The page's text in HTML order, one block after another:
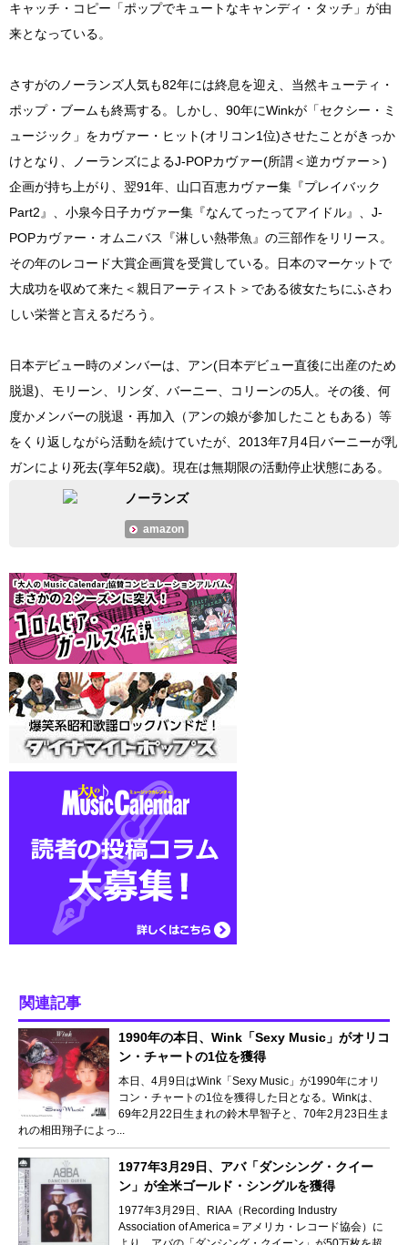
キャッチ・コピー「ポップでキュートなキャンディ・タッチ」が由
来となっている。
さすがのノーランズ人気も82年には終息を迎え、当然キューティ・
ポップ・ブームも終焉する。しかし、90年にWinkが「セクシー・ミ
ュージック」をカヴァー・ヒット(オリコン1位)させたことがきっか
けとなり、ノーランズによるJ-POPカヴァー(所謂＜逆カヴァー＞)
企画が持ち上がり、翌91年、山口百恵カヴァー集『プレイバック
Part2』、小泉今日子カヴァー集『なんてったってアイドル』、J-
POPカヴァー・オムニバス『淋しい熱帯魚』の三部作をリリース。
その年のレコード大賞企画賞を受賞している。日本のマーケットで
大成功を収めて来た＜親日アーティスト＞である彼女たちにふさわ
しい栄誉と言えるだろう。
日本デビュー時のメンバーは、アン(日本デビュー直後に出産のため
脱退)、モリーン、リンダ、バーニー、コリーンの5人。その後、何
度かメンバーの脱退・再加入（アンの娘が参加したこともある）等
をくり返しながら活動を続けていたが、2013年7月4日バーニーが乳
ガンにより死去(享年52歳)。現在は無期限の活動停止状態にある。
ノーランズ
amazon
関連記事
1990年の本日、Wink「Sexy Music」がオリコ
ン・チャートの1位を獲得
本日、4月9日はWink「Sexy Music」が1990年にオリ
コン・チャートの1位を獲得した日となる。Winkは、
69年2月22日生まれの鈴木早智子と、70年2月23日生ま
れの相田翔子によっ...
1977年3月29日、アバ「ダンシング・クイー
ン」が全米ゴールド・シングルを獲得
1977年3月29日、RIAA（Recording Industry
Association of America＝アメリカ・レコード協会）に